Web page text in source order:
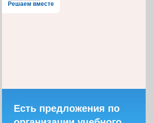
Решаем вместе
Есть предложения по